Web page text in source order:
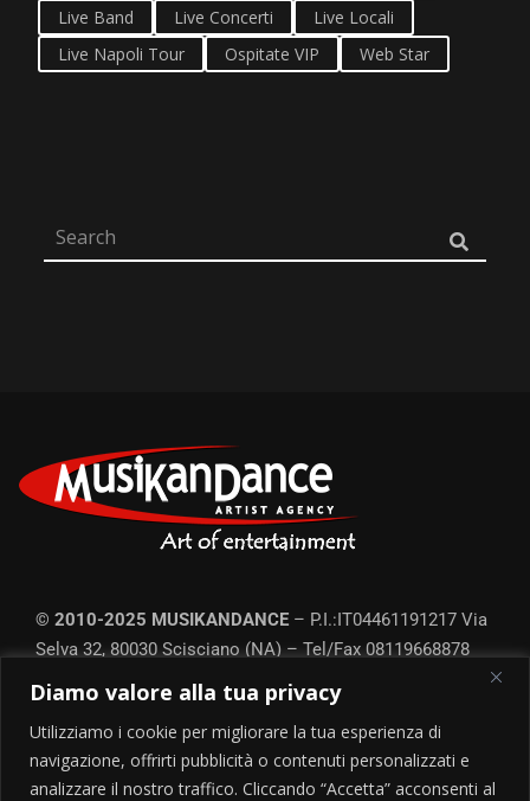
Diamo valore alla tua privacy
Utilizziamo i cookie per migliorare la tua esperienza di
navigazione, offrirti pubblicità o contenuti personalizzati e
analizzare il nostro traffico. Cliccando “Accetta” acconsenti al
Live Band
Live Concerti
Live Locali
Live Napoli Tour
Ospitate VIP Web Star
© 2010-2025 MUSIKANDANCE – P.I.:IT04461191217 Via
Selva 32, 80030 Scisciano (NA) – Tel/Fax 08119668878
Ufficio prod. Roma: Tel.
06452214351
Privacy e Cookie
Tutte le foto degli artisti provengono da diverse fonti online e tutti i diritti
appartengono ai rispettivi proprietari. Qualora qualche foto fosse